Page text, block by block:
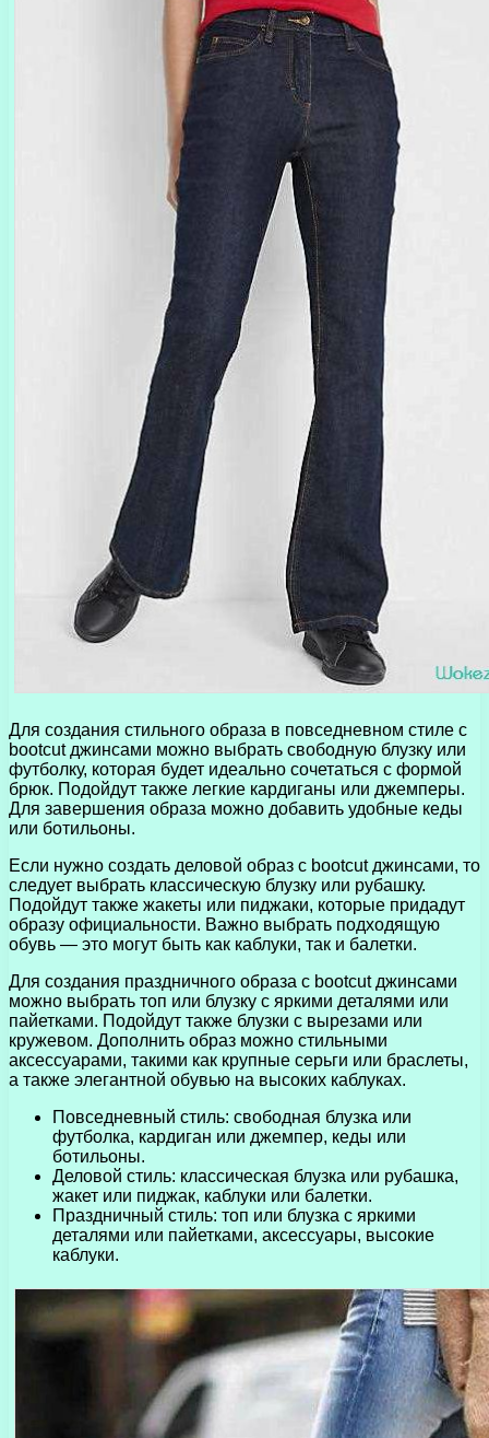
Для создания стильного образа в повседневном стиле с
bootcut джинсами можно выбрать свободную блузку или
футболку, которая будет идеально сочетаться с формой
брюк. Подойдут также легкие кардиганы или джемперы.
Для завершения образа можно добавить удобные кеды
или ботильоны.
Если нужно создать деловой образ с bootcut джинсами, то
следует выбрать классическую блузку или рубашку.
Подойдут также жакеты или пиджаки, которые придадут
образу официальности. Важно выбрать подходящую
обувь — это могут быть как каблуки, так и балетки.
Для создания праздничного образа с bootcut джинсами
можно выбрать топ или блузку с яркими деталями или
пайетками. Подойдут также блузки с вырезами или
кружевом. Дополнить образ можно стильными
аксессуарами, такими как крупные серьги или браслеты,
а также элегантной обувью на высоких каблуках.
Повседневный стиль: свободная блузка или
футболка, кардиган или джемпер, кеды или
ботильоны.
Деловой стиль: классическая блузка или рубашка,
жакет или пиджак, каблуки или балетки.
Праздничный стиль: топ или блузка с яркими
деталями или пайетками, аксессуары, высокие
каблуки.